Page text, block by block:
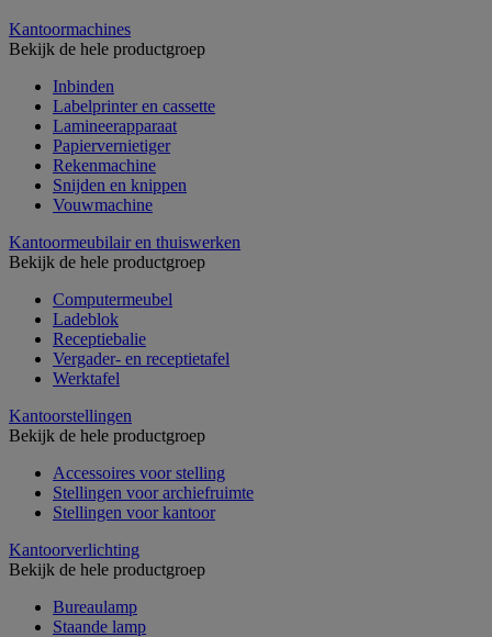
Kantoormachines
Bekijk de hele productgroep
Inbinden
Labelprinter en cassette
Lamineerapparaat
Papiervernietiger
Rekenmachine
Snijden en knippen
Vouwmachine
Kantoormeubilair en thuiswerken
Bekijk de hele productgroep
Computermeubel
Ladeblok
Receptiebalie
Vergader- en receptietafel
Werktafel
Kantoorstellingen
Bekijk de hele productgroep
Accessoires voor stelling
Stellingen voor archiefruimte
Stellingen voor kantoor
Kantoorverlichting
Bekijk de hele productgroep
Bureaulamp
Staande lamp